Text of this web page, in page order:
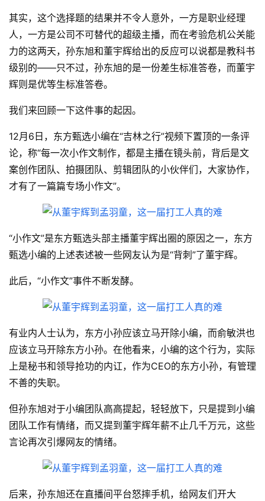
其实，这个选择题的结果并不令人意外，一方是职业经理
人，一方是公司不可替代的超级主播，而在考验危机公关能
力的这两天，孙东旭和董宇辉给出的反应可以说都是教科书
级别的——只不过，孙东旭的是一份差生标准答卷，而董宇
辉则是优等生标准答卷。
我们来回顾一下这件事的起因。
12月6日，东方甄选小编在“吉林之行”视频下置顶的一条评
论，称“每一次小作文制作，都是主播在镜头前，背后是文
案创作团队、拍摄团队、剪辑团队的小伙伴们，大家协作，
才有了一篇篇专场小作文”。
“小作文”是东方甄选头部主播董宇辉出圈的原因之一，东方
甄选小编的上述表述被一些网友认为是“背刺”了董宇辉。
此后，“小作文”事件不断发酵。
有业内人士认为，东方小孙应该立马开除小编，而俞敏洪也
应该立马开除东方小孙。在他看来，小编的这个行为，实际
上是秘书和领导抢功的内讧，作为CEO的东方小孙，有管理
不善的失职。
但孙东旭对于小编团队高高提起，轻轻放下，只是提到小编
团队工作有情绪，而又提到董宇辉年薪不止几千万元，这些
言论再次引爆网友的情绪。
后来，孙东旭还在直播间平台怒摔手机，给网友们开大